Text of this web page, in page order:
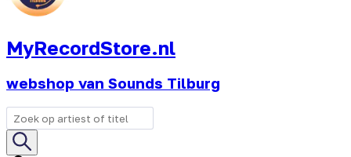
MyRecordStore.nl
webshop van Sounds Tilburg